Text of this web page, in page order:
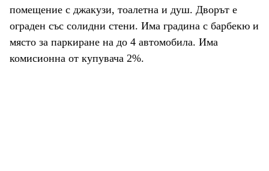
помещение с джакузи, тоалетна и душ. Дворът е
ограден със солидни стени. Има градина с барбекю и
място за паркиране на до 4 автомобила. Има
комисионна от купувача 2%.